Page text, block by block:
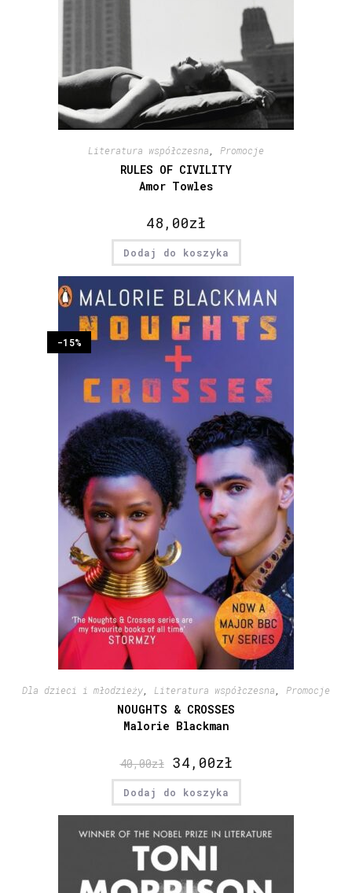
Literatura współczesna Promocje
RULES OF CIVILITY
Amor Towles
48,00zł
Dodaj do koszyka
-15%
Dla dzieci i młodzieży Literatura współczesna Promocje
NOUGHTS & CROSSES
Malorie Blackman
40,00zł 34,00zł
Dodaj do koszyka